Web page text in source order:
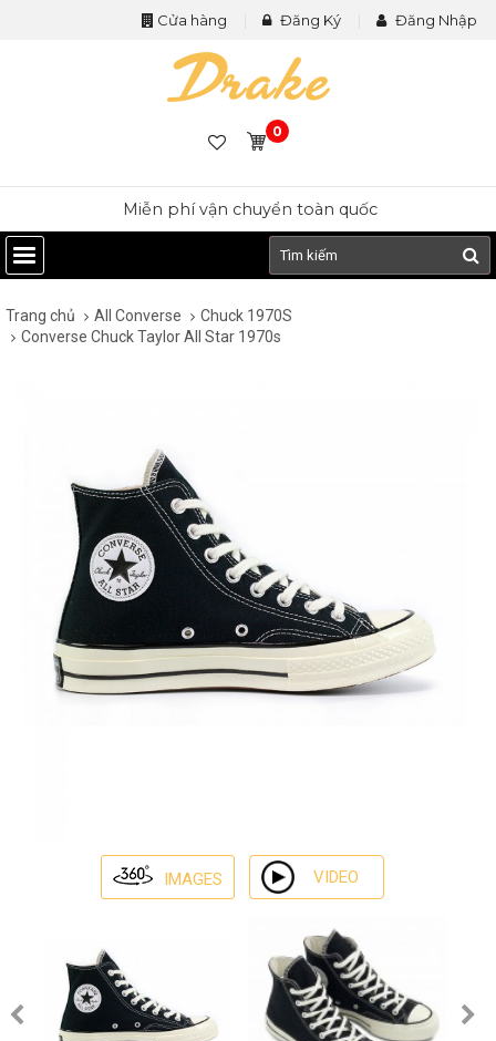
Cửa hàng Đăng Ký Đăng Nhập
0
Miễn phí vận chuyển toàn quốc
Trang chủ All Converse
Chuck 1970S
Converse Chuck Taylor All Star 1970s
IMAGES VIDEO